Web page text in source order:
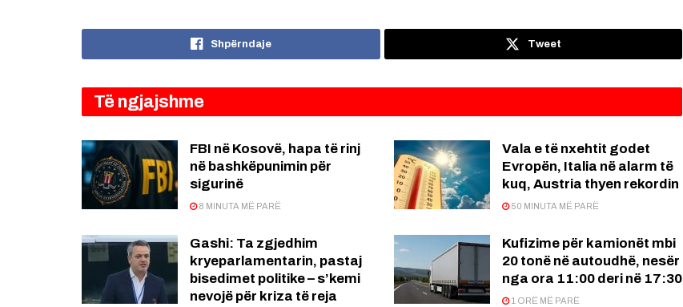
Shpërndaje Tweet
Të ngjajshme
FBI në Kosovë, hapa të rinj
në bashkëpunimin për
sigurinë
8 MINUTA MË PARË
Vala e të nxehtit godet
Evropën, Italia në alarm të
kuq, Austria thyen rekordin
50 MINUTA MË PARË
Gashi: Ta zgjedhim
kryeparlamentarin, pastaj
bisedimet politike – s’kemi
nevojë për kriza të reja
Kufizime për kamionët mbi
20 tonë në autoudhë, nesër
nga ora 11:00 deri në 17:30
1 ORË MË PARË